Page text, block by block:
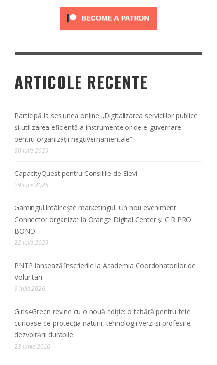
ARTICOLE RECENTE
Participă la sesiunea online „Digitalizarea serviciilor publice
și utilizarea eficientă a instrumentelor de e-guvernare
pentru organizații neguvernamentale”
30 iulie 2026
CapacityQuest pentru Consiliile de Elevi
29 iulie 2026
Gamingul întâlnește marketingul. Un nou eveniment
Connector organizat la Orange Digital Center și CIR PRO
BONO
22 iulie 2026
PNTP lansează înscrierile la Academia Coordonatorilor de
Voluntari.
9 iulie 2026
Girls4Green revine cu o nouă ediție: o tabără pentru fete
curioase de protecția naturii, tehnologii verzi și profesiile
dezvoltării durabile.
23 iunie 2026